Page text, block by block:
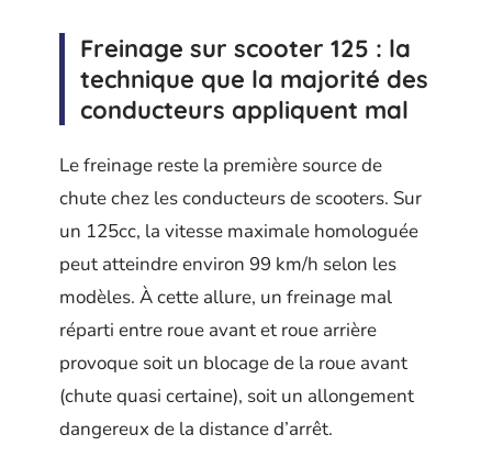
Freinage sur scooter 125 : la
technique que la majorité des
conducteurs appliquent mal
Le freinage reste la première source de
chute chez les conducteurs de scooters. Sur
un 125cc, la vitesse maximale homologuée
peut atteindre environ 99 km/h selon les
modèles. À cette allure, un freinage mal
réparti entre roue avant et roue arrière
provoque soit un blocage de la roue avant
(chute quasi certaine), soit un allongement
dangereux de la distance d’arrêt.